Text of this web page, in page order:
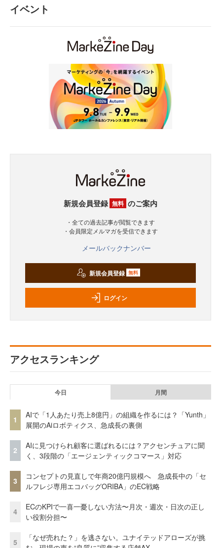
イベント
新規会員登録 無料 のご案内
・全ての過去記事が閲覧できます
・会員限定メルマガを受信できます
メールバックナンバー
新規会員登録 無料
ログイン
アクセスランキング
今日 月間
1
AIで「1人あたり売上8億円」の組織を作るには？「Yunth」
展開のAiロボティクス、急成長の裏側
2
AIに見つけられ顧客に選ばれるには？アクセンチュアに聞
く、3段階の「エージェンティックコマース」対応
3
コンセプトの見直しで年商20億円規模へ 急成長中の「セ
ルフレジ専用エコバッグORIBA」のEC戦略
4
ECのKPIで一喜一憂しない方法〜月次・週次・日次の正し
い役割分担〜
5
「なぜ売れた？」を逃さない。ユナイテッドアローズが挑